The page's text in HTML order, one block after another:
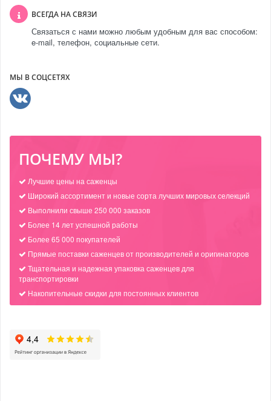
ВСЕГДА НА СВЯЗИ
Связаться с нами можно любым удобным для вас способом:
e-mail, телефон, социальные сети.
МЫ В СОЦСЕТЯХ
ПОЧЕМУ МЫ?
Лучшие цены на саженцы
Широкий ассортимент и новые сорта лучших мировых селекций
Выполнили свыше 250 000 заказов
Более 14 лет успешной работы
Более 65 000 покупателей
Прямые поставки саженцев от производителей и оригинаторов
Тщательная и надежная упаковка саженцев для
транспортировки
Накопительные скидки для постоянных клиентов